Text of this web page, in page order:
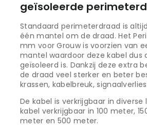
geïsoleerde
Standaard perimeterdraad is
één mantel om de draad. Het
mm voor Grouw is voorzien van
mantel waardoor deze kabel dus
geïsoleerd is. Dankzij deze extra
de draad veel sterker en beter
krassen, kabelbreuk,
De kabel is verkrijgbaar in diverse
kabel verkrijgbaar in 100 meter,
meter en 500 meter.